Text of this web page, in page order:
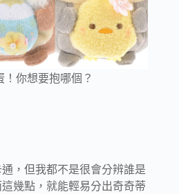
你想要抱哪個？
，但我都不是很會分辨誰是
幾點，就能輕易分出奇奇蒂